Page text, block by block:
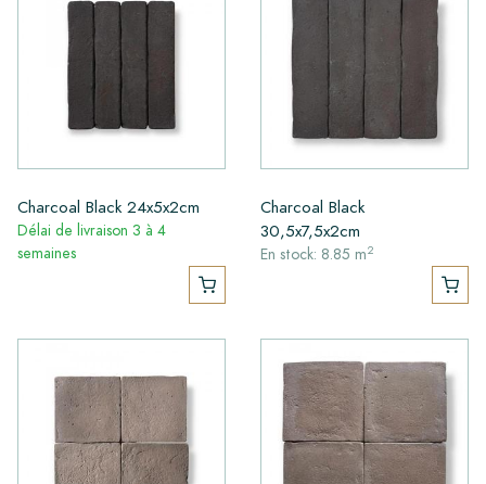
Charcoal Black 24x5x2cm
Délai de livraison 3 à 4
semaines
Charcoal Black
30,5x7,5x2cm
En stock: 8.85 m2